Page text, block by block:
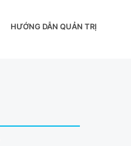
HƯỚNG DẪN QUẢN TRỊ